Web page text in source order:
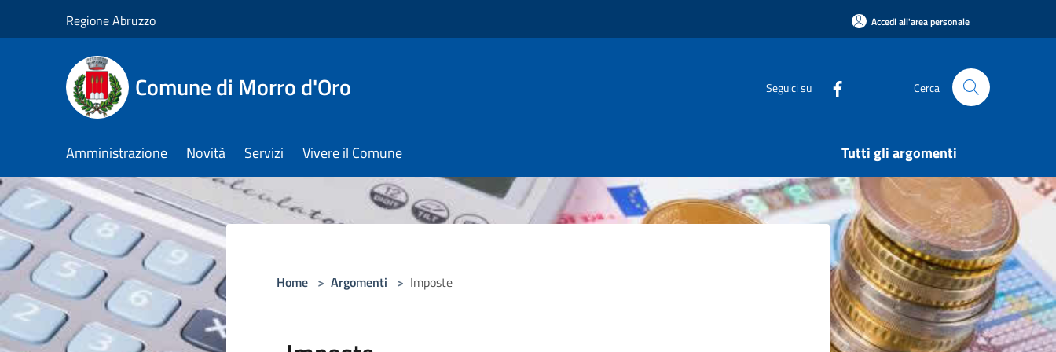
Regione Abruzzo Accedi all'area personale
Comune di Morro d'Oro Seguici su Cerca
Amministrazione Novità Servizi Vivere il Comune Tutti gli argomenti
Home > Argomenti > Imposte